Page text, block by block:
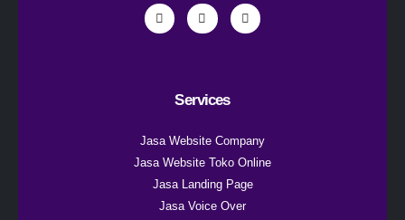
Services
Jasa Website Company
Jasa Website Toko Online
Jasa Landing Page
Jasa Voice Over